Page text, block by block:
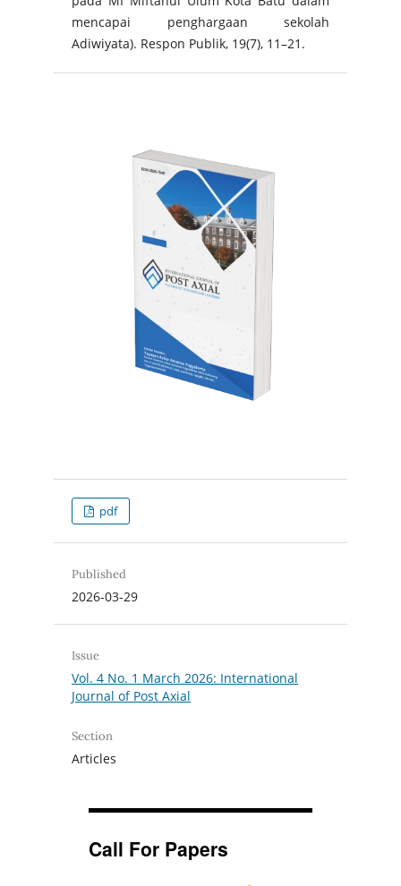
mencapai penghargaan sekolah
Adiwiyata). Respon Publik, 19(7), 11–21.
pdf
Published
2026-03-29
Issue
Vol. 4 No. 1 March 2026: International
Journal of Post Axial
Section
Articles
Call For Papers